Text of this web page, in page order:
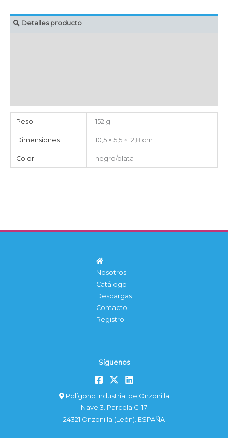
Detalles producto
Peso 152 g
Dimensiones 10,5 × 5,5 × 12,8 cm
Color negro/plata
Nosotros
Catálogo
Descargas
Contacto
Registro
Síguenos
Polígono Industrial de Onzonilla
Nave 3. Parcela G-17
24321 Onzonilla (León). ESPAÑA